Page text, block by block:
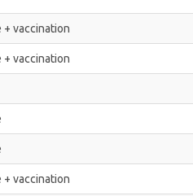
vaccination
vaccination
vaccination